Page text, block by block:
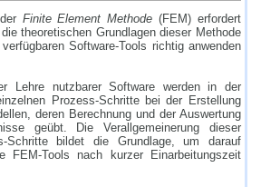
Finite Element Methode (FEM) erfordert
theoretischen Grundlagen dieser Methode
Software-Tools richtig anwenden
Lehre nutzbarer Software werden in der
Prozess-Schritte bei der Erstellung
deren Berechnung und der Auswertung
geübt. Die Verallgemeinerung dieser
Schritte bildet die Grundlage, um darauf
FEM-Tools nach kurzer Einarbeitungszeit